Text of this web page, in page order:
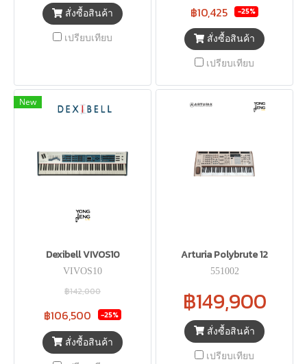
สั่งซื้อสินค้า
เปรียบเทียบ
฿10,425 -25%
สั่งซื้อสินค้า
เปรียบเทียบ
New
Dexibell VIVOS10
VIVOS10
฿142,000
฿106,500 -25%
สั่งซื้อสินค้า
Arturia Polybrute 12
551002
฿149,900
สั่งซื้อสินค้า
เปรียบเทียบ